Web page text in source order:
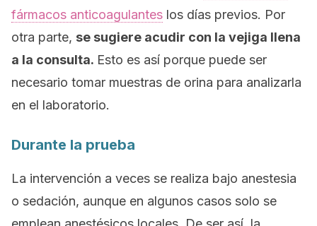
fármacos anticoagulantes los días previos. Por
otra parte, se sugiere acudir con la vejiga llena
a la consulta. Esto es así porque puede ser
necesario tomar muestras de orina para analizarla
en el laboratorio.
Durante la prueba
La intervención a veces se realiza bajo anestesia
o sedación, aunque en algunos casos solo se